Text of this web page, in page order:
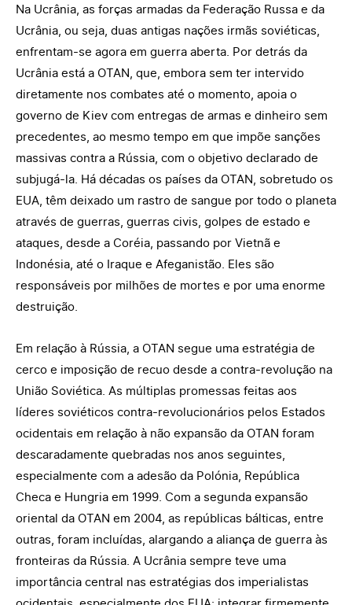
Na Ucrânia, as forças armadas da Federação Russa e da
Ucrânia, ou seja, duas antigas nações irmãs soviéticas,
enfrentam-se agora em guerra aberta. Por detrás da
Ucrânia está a OTAN, que, embora sem ter intervido
diretamente nos combates até o momento, apoia o
governo de Kiev com entregas de armas e dinheiro sem
precedentes, ao mesmo tempo em que impõe sanções
massivas contra a Rússia, com o objetivo declarado de
subjugá-la. Há décadas os países da OTAN, sobretudo os
EUA, têm deixado um rastro de sangue por todo o planeta
através de guerras, guerras civis, golpes de estado e
ataques, desde a Coréia, passando por Vietnã e
Indonésia, até o Iraque e Afeganistão. Eles são
responsáveis por milhões de mortes e por uma enorme
destruição.
Em relação à Rússia, a OTAN segue uma estratégia de
cerco e imposição de recuo desde a contra-revolução na
União Soviética. As múltiplas promessas feitas aos
líderes soviéticos contra-revolucionários pelos Estados
ocidentais em relação à não expansão da OTAN foram
descaradamente quebradas nos anos seguintes,
especialmente com a adesão da Polónia, República
Checa e Hungria em 1999. Com a segunda expansão
oriental da OTAN em 2004, as repúblicas bálticas, entre
outras, foram incluídas, alargando a aliança de guerra às
fronteiras da Rússia. A Ucrânia sempre teve uma
importância central nas estratégias dos imperialistas